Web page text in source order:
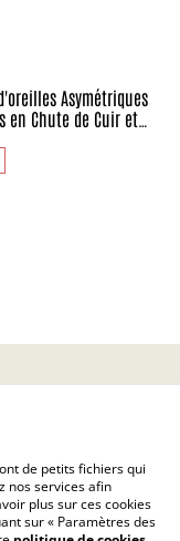
Asymétriques
en Chute de Cuir et
Médiévale
de petits fichiers qui
nos services afin
plus sur ces cookies
sur « Paramètres des